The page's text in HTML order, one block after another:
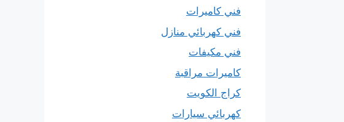
فني كاميرات
فني كهربائي منازل
فني مكيفات
كاميرات مراقبة
كراج الكويت
كهربائي سيارات